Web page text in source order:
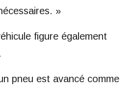
»
figure également
pneu est avancé comme